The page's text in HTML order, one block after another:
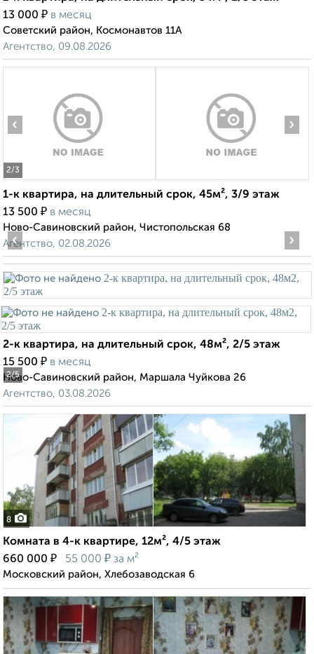
13 000 ₽ в месяц
Советский район, Космонавтов 11А
Агентство, 09.08.2026
2/3
‹ ›
1-к квартира, на длительный срок, 45м², 3/9 этаж
13 500 ₽ в месяц
Ново-Савиновский район, Чистопольская 68
Агентство, 02.08.2026
2/5
‹ ›
2-к квартира, на длительный срок, 48м², 2/5 этаж
15 500 ₽ в месяц
Ново-Савиновский район, Маршала Чуйкова 26
Агентство, 03.08.2026
8
Комната в 4-к квартире, 12м², 4/5 этаж
660 000 ₽ 55 000 ₽ за м²
Московский район, Хлебозаводская 6